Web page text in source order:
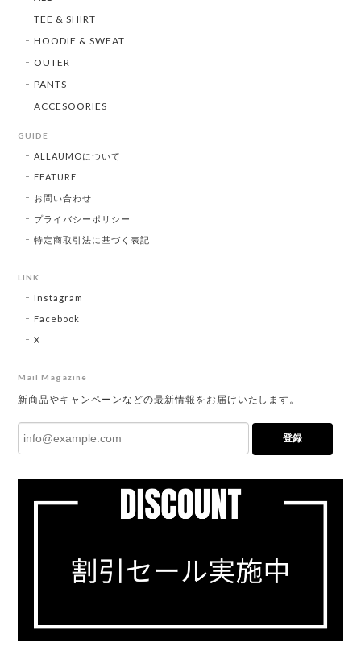
TEE & SHIRT
HOODIE & SWEAT
OUTER
PANTS
ACCESOORIES
GUIDE
ALLAUMOについて
FEATURE
お問い合わせ
プライバシーポリシー
特定商取引法に基づく表記
LINK
Instagram
Facebook
X
Mail Magazine
新商品やキャンペーンなどの最新情報をお届けいたします。
登録